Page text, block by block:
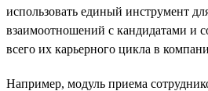
использовать единый инструмент
взаимоотношений с кандидатами и
всего их карьерного цикла в
Например, модуль приема